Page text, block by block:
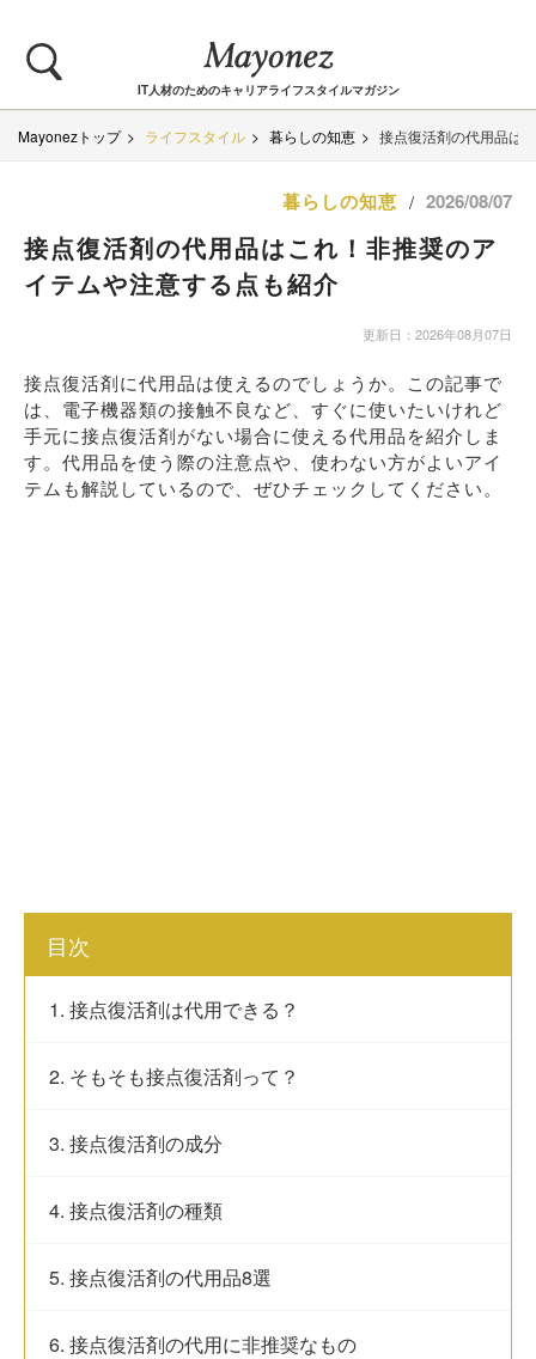
IT人材のためのキャリアライフスタイルマガジン
Mayonezトップ ライフスタイル 暮らしの知恵 接点復活剤の代用品は
暮らしの知恵 / 2026/08/07
接点復活剤の代用品はこれ！非推奨のア
イテムや注意する点も紹介
更新日：2026年08月07日
接点復活剤に代用品は使えるのでしょうか。この記事で
は、電子機器類の接触不良など、すぐに使いたいけれど
手元に接点復活剤がない場合に使える代用品を紹介しま
す。代用品を使う際の注意点や、使わない方がよいアイ
テムも解説しているので、ぜひチェックしてください。
目次
1. 接点復活剤は代用できる？
2. そもそも接点復活剤って？
3. 接点復活剤の成分
4. 接点復活剤の種類
5. 接点復活剤の代用品8選
6. 接点復活剤の代用に非推奨なもの